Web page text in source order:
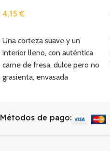
4,15€
Una corteza suave y un
interior lleno, con auténtica
carne de fresa, dulce pero no
grasienta, envasada
Métodos de pago: